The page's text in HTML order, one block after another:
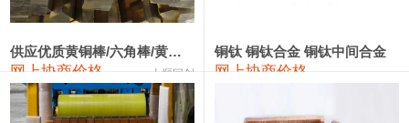
2202#硅 14,100—14,300
金属硅3303#-2202# 10,400—14,200 12,300 0
漆包线 111,970—115,970 113,970
供应优质黄铜棒/六角棒/黄铜方板
网上协商价格 十堰同创
铜钛 铜钛合金 铜钛中间合金
网上协商价格